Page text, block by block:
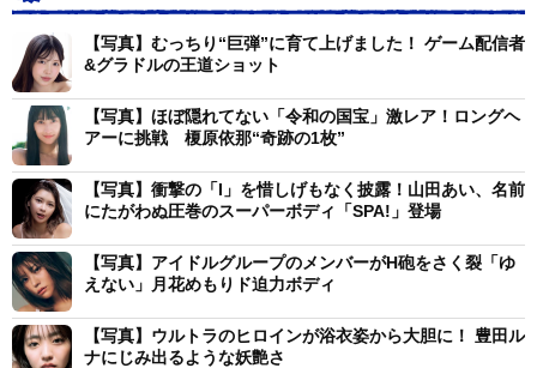
【写真】むっちり“巨弾”に育て上げました！ ゲーム配信者
&グラドルの王道ショット
【写真】ほぼ隠れてない「令和の国宝」激レア！ロングヘ
アーに挑戦 榎原依那“奇跡の1枚”
【写真】衝撃の「I」を惜しげもなく披露！山田あい、名前
にたがわぬ圧巻のスーパーボディ「SPA!」登場
【写真】アイドルグループのメンバーがH砲をさく裂「ゆ
えない」月花めもりド迫力ボディ
【写真】ウルトラのヒロインが浴衣姿から大胆に！ 豊田ル
ナにじみ出るような妖艶さ